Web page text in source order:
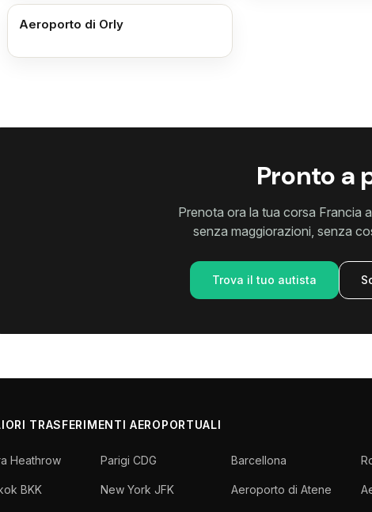
Aeroporto di Orly
Pronto a
Prenota ora la tua corsa Francia
senza maggiorazioni, senza
Trova il tuo autista
TRASFERIMENTI AEROPORTUALI
Heathrow Parigi CDG Barcellona
BKK New York JFK Aeroporto di Atene